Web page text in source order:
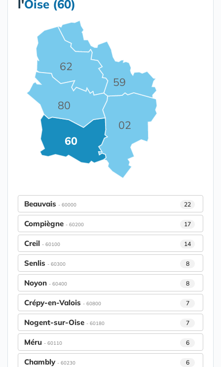
l'Oise (60)
02
59
60
62
80
Beauvais - 60000 22
Compiègne - 60200 17
Creil - 60100 14
Senlis - 60300 8
Noyon - 60400 8
Crépy-en-Valois - 60800 7
Nogent-sur-Oise - 60180 7
Méru - 60110 6
Chambly - 60230 6